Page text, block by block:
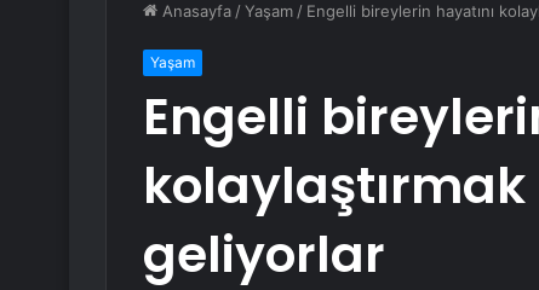
Anasayfa /Yaşam / Engelli bireylerin hayatını
Yaşam
Engelli
geliyorlar